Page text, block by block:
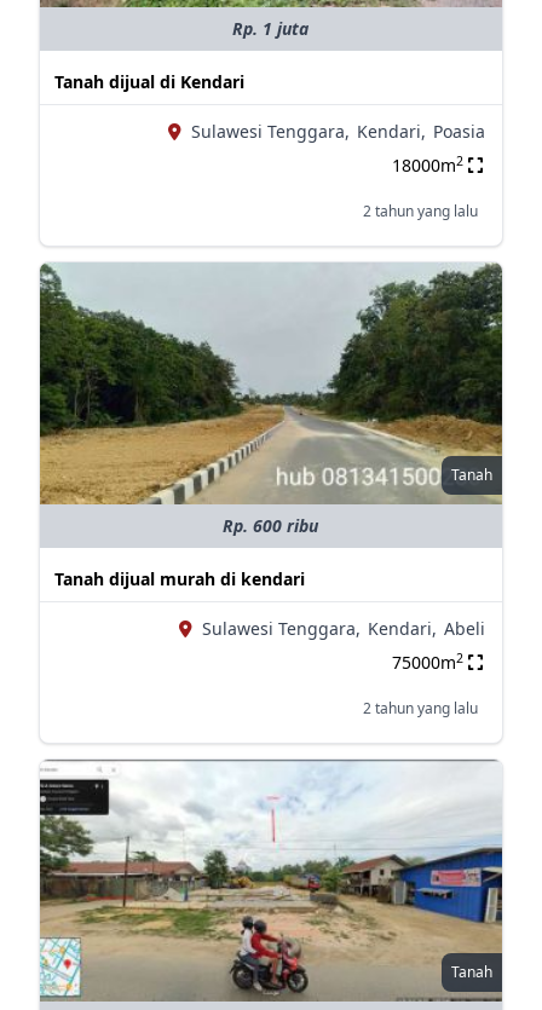
Rp. 1 juta
Tanah dijual di Kendari
Sulawesi Tenggara, Kendari, Poasia
18000m2
2 tahun yang lalu
Tanah
Rp. 600 ribu
Tanah dijual murah di kendari
Sulawesi Tenggara, Kendari, Abeli
75000m2
2 tahun yang lalu
Tanah